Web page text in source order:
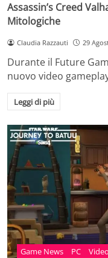
Assassin’s Creed
Mitologiche
Claudia Razzauti 29
Durante il Future
nuovo video
Leggi di più
Game News PC